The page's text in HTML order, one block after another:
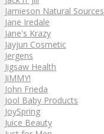
Jamieson Natural Sources
Jane Iredale
Jane's Krazy
Jayjun Cosmetic
Jergens
Jigsaw Health
JiMMY!
John Frieda
Jool Baby Products
JoySpring
Juice Beauty